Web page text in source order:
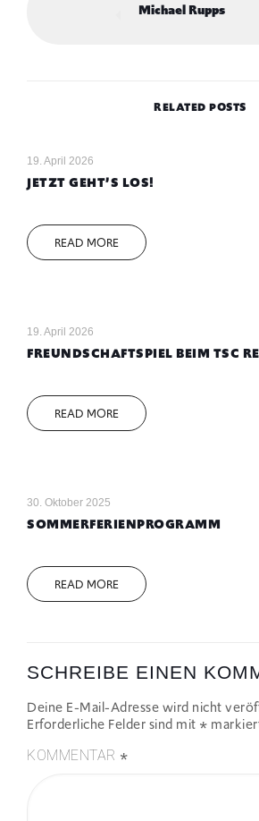
Michael Rupps
RELATED POSTS
19. April 2026
JETZT GEHT’S LOS!
READ MORE
19. April 2026
FREUNDSCHAFTSPIEL BEIM TSC
READ MORE
30. Oktober 2025
SOMMERFERIENPROGRAMM
READ MORE
SCHREIBE EINEN
Deine E-Mail-Adresse wird nicht
Erforderliche Felder sind mit *
KOMMENTAR *